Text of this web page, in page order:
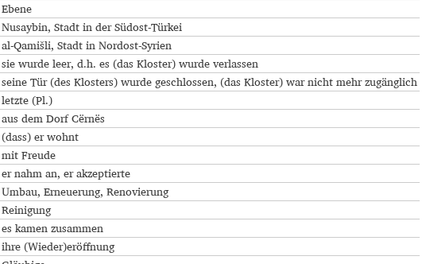
Ebene
Nusaybin, Stadt in der Südost-Türkei
al-Qamišli, Stadt in Nordost-Syrien
sie wurde leer, d.h. es (das Kloster) wurde verlassen
seine Tür (des Klosters) wurde geschlossen, (das Kloster) war nicht mehr zugänglich
letzte (Pl.)
aus dem Dorf Cërnës
(dass) er wohnt
mit Freude
er nahm an, er akzeptierte
Umbau, Erneuerung, Renovierung
Reinigung
es kamen zusammen
ihre (Wieder)eröffnung